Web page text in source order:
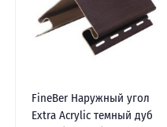
FineBer Наружный угол
Extra Acrylic темный дуб